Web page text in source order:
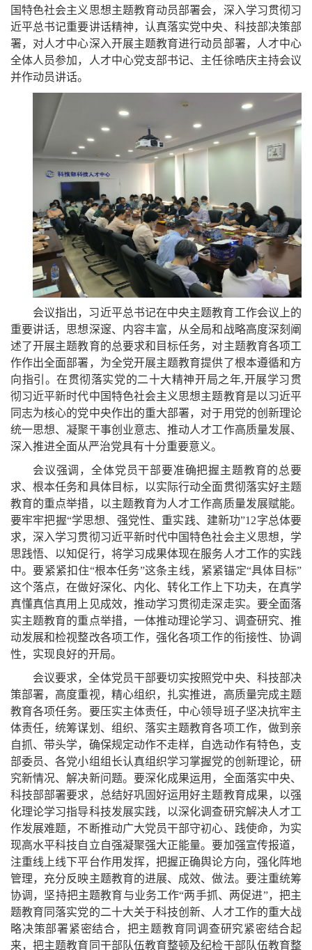
国特色社会主义思想主题教育动员部署会，深入学习贯彻习
近平总书记重要讲话精神，认真落实党中央、科技部决策部
署，对人才中心深入开展主题教育进行动员部署，人才中心
全体人员参加，人才中心党支部书记、主任徐晧庆主持会议
并作动员讲话。
会议指出，习近平总书记在中央主题教育工作会议上的
重要讲话，思想深邃、内容丰富，从全局和战略高度深刻阐
述了开展主题教育的总要求和目标任务，对主题教育各项工
作作出全面部署，为全党开展主题教育提供了根本遵循和方
向指引。在贯彻落实党的二十大精神开局之年,开展学习贯
彻习近平新时代中国特色社会主义思想主题教育是以习近平
同志为核心的党中央作出的重大部署，对于用党的创新理论
统一思想、凝聚干事创业意志、推动人才工作高质量发展、
深入推进全面从严治党具有十分重要意义。
会议强调，全体党员干部要准确把握主题教育的总要
求、根本任务和具体目标，以实际行动全面贯彻落实好主题
教育的重点举措，以主题教育为人才工作高质量发展赋能。
要牢牢把握“学思想、强党性、重实践、建新功”12字总体要
求，深入学习贯彻习近平新时代中国特色社会主义思想，学
思践悟、以知促行，将学习成果体现在服务人才工作的实践
中。要紧紧扣住“根本任务”这条主线，紧紧锚定“具体目标”
这个落点，在做好深化、内化、转化工作上下功夫，在真学
真懂真信真用上见成效，推动学习贯彻走深走实。要全面落
实主题教育的重点举措，一体推动理论学习、调查研究、推
动发展和检视整改各项工作，强化各项工作的衔接性、协调
性，实现良好的开局。
会议要求，全体党员干部要切实按照党中央、科技部决
策部署，高度重视，精心组织，扎实推进，高质量完成主题
教育各项任务。要压实主体责任，中心领导班子坚决抗牢主
体责任，统筹谋划、组织、落实主题教育各项工作，做到亲
自抓、带头学，确保规定动作不走样，自选动作有特色，支
部委员、各党小组组长认真组织学习掌握党的创新理论，研
究新情况、解决新问题。要深化成果运用，全面落实中央、
科技部部署要求，总结好巩固好运用好主题教育成果，以强
化理论学习指导科技发展实践，以深化调查研究解决人才工
作发展难题，不断推动广大党员干部守初心、践使命，为实
现高水平科技自立自强凝聚强大正能量。要加强宣传报道，
注重线上线下平台作用发挥，把握正确舆论方向，强化阵地
管理，充分反映主题教育的进展、成效、做法。要注重统筹
协调，坚持把主题教育与业务工作“两手抓、两促进”，把主
题教育同落实党的二十大关于科技创新、人才工作的重大战
略决策部署紧密结合，把主题教育同调查研究紧密结合起
来，把主题教育同干部队伍教育整顿及纪检干部队伍教育整